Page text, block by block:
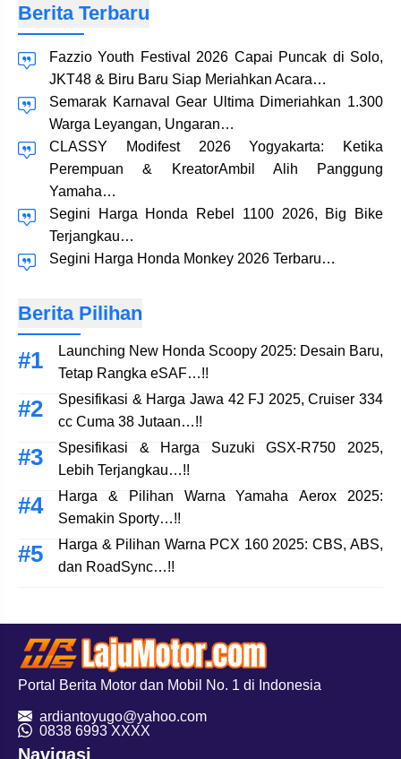
Berita Terbaru
Fazzio Youth Festival 2026 Capai Puncak di Solo,
JKT48 & Biru Baru Siap Meriahkan Acara…
Semarak Karnaval Gear Ultima Dimeriahkan 1.300
Warga Leyangan, Ungaran…
CLASSY Modifest 2026 Yogyakarta: Ketika
Perempuan & KreatorAmbil Alih Panggung
Yamaha…
Segini Harga Honda Rebel 1100 2026, Big Bike
Terjangkau…
Segini Harga Honda Monkey 2026 Terbaru…
Berita Pilihan
Launching New Honda Scoopy 2025: Desain Baru,
Tetap Rangka eSAF…!!
Spesifikasi & Harga Jawa 42 FJ 2025, Cruiser 334
cc Cuma 38 Jutaan…!!
Spesifikasi & Harga Suzuki GSX-R750 2025,
Lebih Terjangkau…!!
Harga & Pilihan Warna Yamaha Aerox 2025:
Semakin Sporty…!!
Harga & Pilihan Warna PCX 160 2025: CBS, ABS,
dan RoadSync…!!
Portal Berita Motor dan Mobil No. 1 di Indonesia
ardiantoyugo@yahoo.com
0838 6993 XXXX
Navigasi